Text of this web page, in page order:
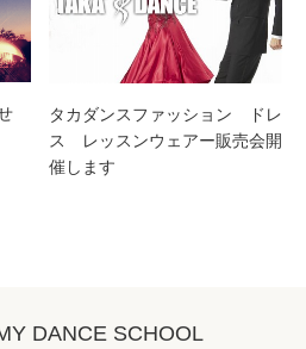
タカダンスファッション ドレ
ス レッスンウェアー販売会開
催します
DANCE SCHOOL